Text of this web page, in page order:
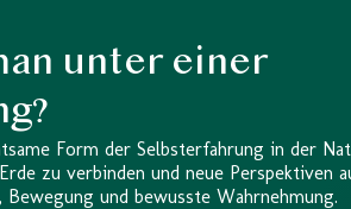
unter einer
Form der Selbsterfahrung in der
zu verbinden und neue Perspektiven
und bewusste Wahrnehmung.